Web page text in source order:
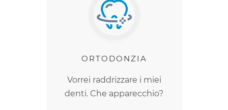
ORTODONZIA
Vorrei raddrizzare i miei
denti. Che apparecchio?